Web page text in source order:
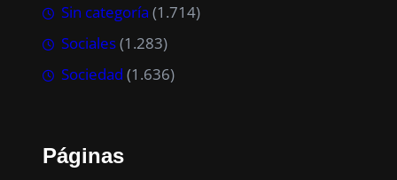
Sin categoría (1.714)
Sociales(1.283)
Sociedad (1.636)
Páginas